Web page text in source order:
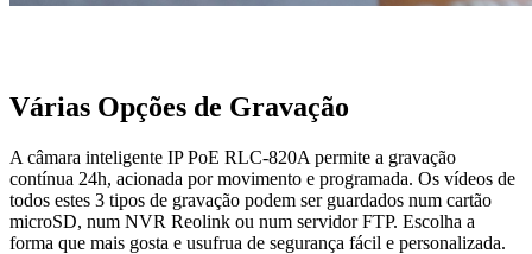
Várias Opções de Gravação
A câmara inteligente IP PoE RLC-820A permite a gravação
contínua 24h, acionada por movimento e programada. Os vídeos de
todos estes 3 tipos de gravação podem ser guardados num cartão
microSD, num NVR Reolink ou num servidor FTP. Escolha a
forma que mais gosta e usufrua de segurança fácil e personalizada.